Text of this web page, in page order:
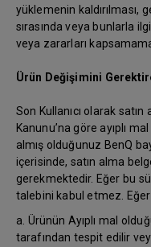
yüklemenin kaldırılması,
sırasında veya bunlarla
veya zararları
Ürün Değişimini
Son Kullanıcı olarak
Kanunu’na göre ayıplı
almış olduğunuz BenQ
içerisinde, satın alma
gerekmektedir. Eğer bu
talebini kabul etmez.
a. Ürünün Ayıplı mal
tarafından tespit edilir